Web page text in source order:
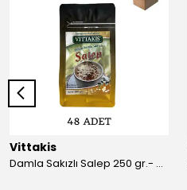
Vittakis
Damla Sakızlı Salep 250 gr.- Koli İçi 48'li (250 gr x 6 Ad x 8 )